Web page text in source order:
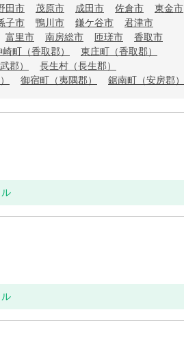
田市 茂原市 成田市 佐倉市
東金市
子市 鴨川市 鎌ケ谷市
君津市
富里市 南房総市 匝瑳市
香取市
崎町（香取郡）
東庄町（香取郡）
郡）
長生村（長生郡）
御宿町（夷隅郡） 鋸南町（安房郡）